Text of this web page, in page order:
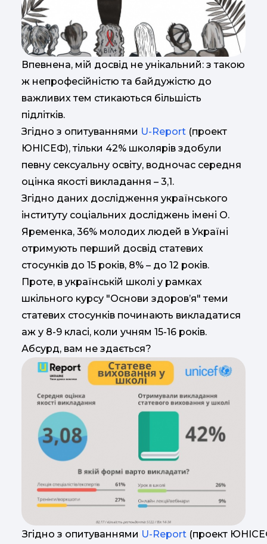
Впевнена, мій досвід не унікальний: з такою
ж непрофесійністю та байдужістю до
важливих тем стикаються більшість
підлітків.
Згідно з опитуваннями U-Report (проект
ЮНІСЕФ), тільки 42% школярів здобули
певну сексуальну освіту, водночас середня
оцінка якості викладання – 3,1.
Згідно даних дослідження українського
інституту соціальних досліджень імені О.
Яременка, 36% молодих людей в Україні
отримують перший досвід статевих
стосунків до 15 років, 8% – до 12 років.
Проте, в українській школі у рамках
шкільного курсу "Основи здоров’я" теми
статевих стосунків починають викладатися
аж у 8-9 класі, коли учням 15-16 років.
Абсурд, вам не здається?
Згідно з опитуваннями U-Report (проект